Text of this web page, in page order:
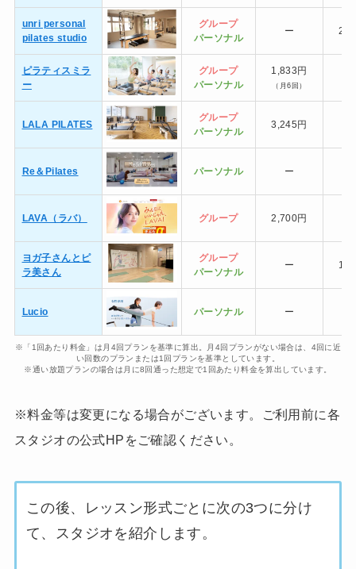
unri personal
pilates studio
グループ
パーソナル
ー
ピラティスミラ
ー
グループ
パーソナル
1,833円
（月6回）
LALA PILATES
グループ
パーソナル
3,245円
Re＆Pilates パーソナル ー
LAVA（ラバ） グループ 2,700円
ヨガ子さんとピ
ラ美さん
グループ
パーソナル
ー
Lucio パーソナル ー
※「1回あたり料金」は月4回プランを基準に算出。月4回プランがない場合は、4回に近
い回数のプランまたは1回プランを基準としています。
※通い放題プランの場合は月に8回通った想定で1回あたり料金を算出しています。
※料金等は変更になる場合がございます。ご利用前に各
スタジオの公式HPをご確認ください。
この後、レッスン形式ごとに次の3つに分け
て、スタジオを紹介します。